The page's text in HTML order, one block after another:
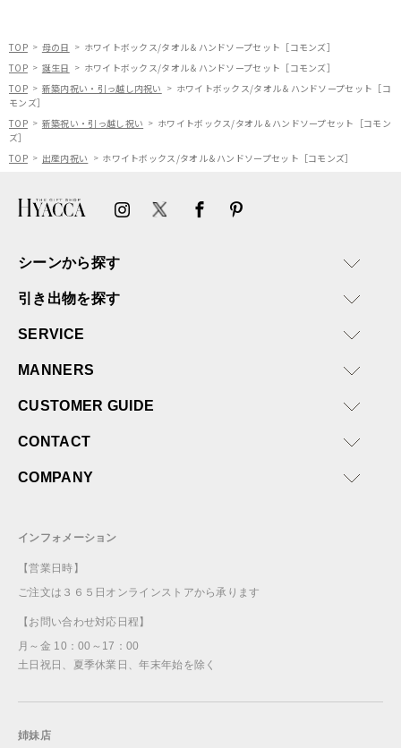
TOP 母の日
ホワイトボックス/タオル＆ハンドソープセット［コモンズ］
TOP
誕生日
ホワイトボックス/タオル＆ハンドソープセット［コモンズ］
TOP
新築内祝い・引っ越し内祝い
ホワイトボックス/タオル＆ハンドソープセット［コ
モンズ］
TOP
新築祝い・引っ越し祝い
ホワイトボックス/タオル＆ハンドソープセット［コモン
ズ］
TOP
出産内祝い ホワイトボックス/タオル＆ハンドソープセット［コモンズ］
シーンから探す
引き出物を探す
SERVICE
MANNERS
CUSTOMER GUIDE
CONTACT
COMPANY
インフォメーション
【営業日時】
ご注文は３６５日オンラインストアから承ります
【お問い合わせ対応日程】
月～金 10：00～17：00
土日祝日、夏季休業日、年末年始を除く
姉妹店